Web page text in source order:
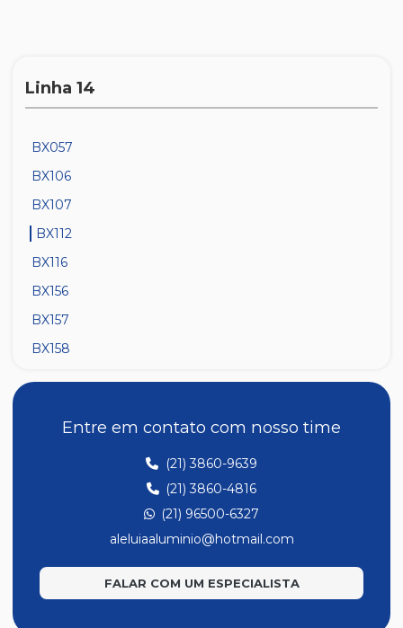
Linha 14
BX057
BX106
BX107
BX112
BX116
BX156
BX157
BX158
Entre em contato com nosso time
(21) 3860-9639
(21) 3860-4816
(21) 96500-6327
aleluiaaluminio@hotmail.com
FALAR COM UM ESPECIALISTA